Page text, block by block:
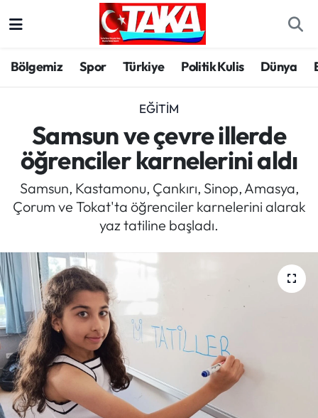
Bölgemiz Spor Türkiye Politik Kulis Dünya
EĞITIM
Samsun ve çevre illerde
öğrenciler karnelerini aldı
Samsun, Kastamonu, Çankırı, Sinop, Amasya,
Çorum ve Tokat'ta öğrenciler karnelerini alarak
yaz tatiline başladı.
Spor
Türkiye
Kültür/Sanat
Politika
Politik Kulis
Dünya
Magazin
Mektup Galeri
Röportaj
Trabzon Hava Durumu
Trabzon Trafik Yoğunluk Haritası
Süper Lig Puan Durumu ve Fikstür
Tüm Manşetler
Son Dakika Haberleri
Haber Arşivi